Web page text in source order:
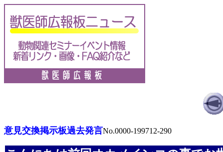
意見交換掲示板過去発言No.0000-199712-290